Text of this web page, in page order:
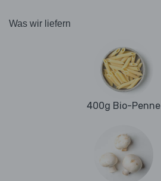
Was wir liefern
400g Bio-Penne